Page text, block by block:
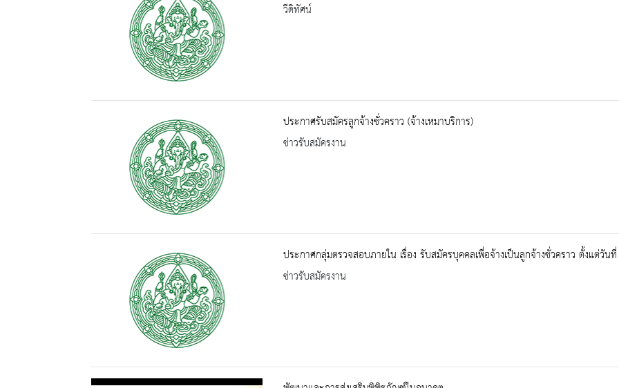
วีดิทัศน์
ประกาศรับสมัครลูกจ้างชั่วคราว (จ้างเหมาบริการ)
ข่าวรับสมัครงาน
ประกาศกลุ่มตรวจสอบภายใน เรื่อง รับสมัครบุคคลเพื่อจ้างเป็นลูกจ้างชั่วคราว ตั้งแต่
ข่าวรับสมัครงาน